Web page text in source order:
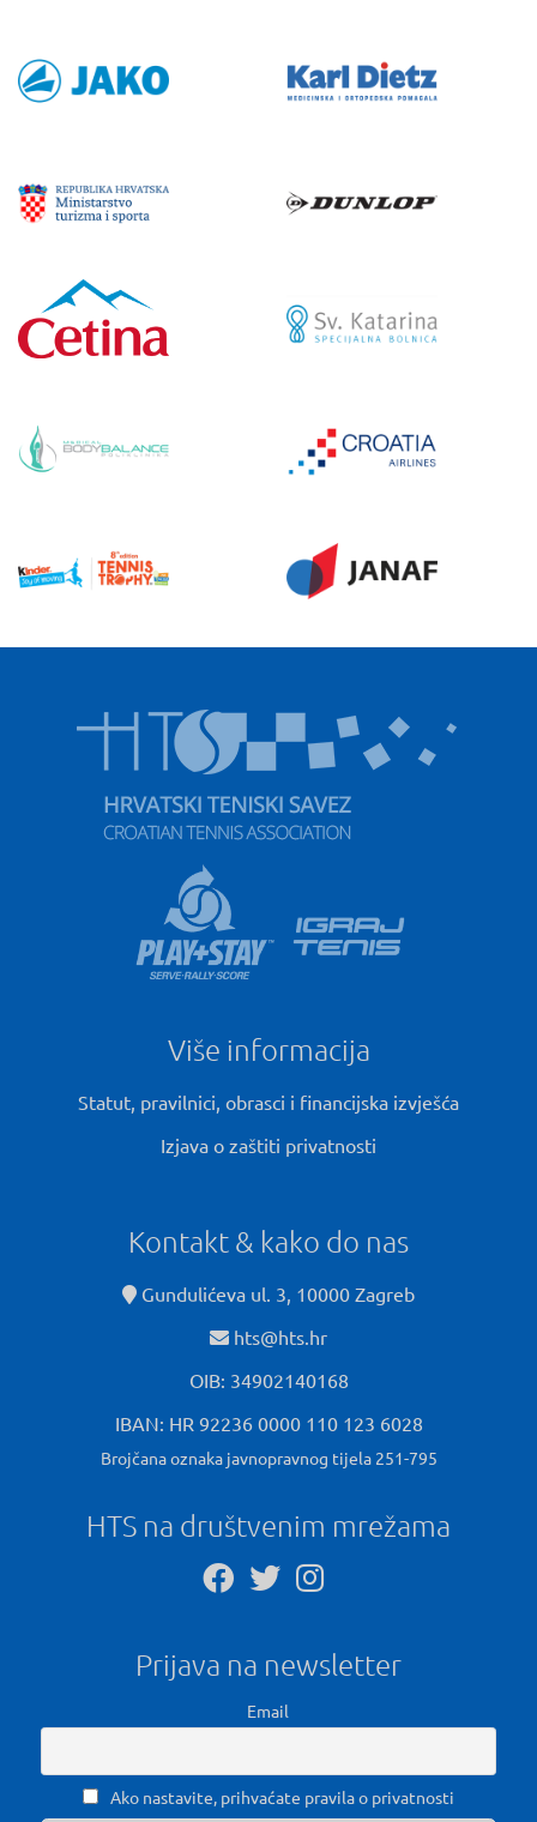
Više informacija
Statut, pravilnici, obrasci i financijska izvješća
Izjava o zaštiti privatnosti
Kontakt & kako do nas
Gundulićeva ul. 3, 10000 Zagreb
hts@hts.hr
OIB: 34902140168
IBAN: HR 92236 0000 110 123 6028
Brojčana oznaka javnopravnog tijela 251-795
HTS na društvenim mrežama
Prijava na newsletter
Email
Ako nastavite, prihvaćate pravila o privatnosti